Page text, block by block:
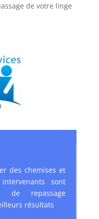
de votre linge
des chemises et
sont
de repassage
résultats